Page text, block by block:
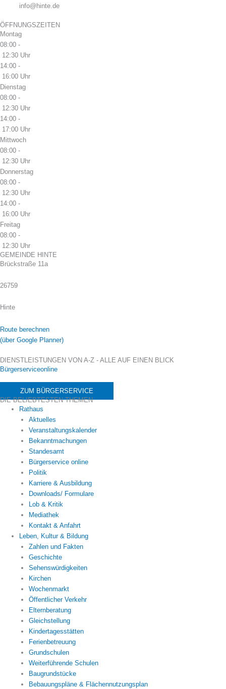
info@hinte.de
ÖFFNUNGSZEITEN
Montag
08:00 -
12:30 Uhr
14:00 -
16:00 Uhr
Dienstag
08:00 -
12:30 Uhr
14:00 -
17:00 Uhr
Mittwoch
08:00 -
12:30 Uhr
Donnerstag
08:00 -
12:30 Uhr
14:00 -
16:00 Uhr
Freitag
08:00 -
12:30 Uhr
GEMEINDE HINTE
Brückstraße 11a
26759
Hinte
Route berechnen
(über Google Planner)
DIENSTLEISTUNGEN VON A-Z - ALLE AUF EINEN BLICK
Bürgerserviceonline
ZUM BÜRGERSERVICE
DIE BELIEBTESTEN THEMEN
Rathaus
Aktuelles
Veranstaltungskalender
Bekanntmachungen
Standesamt
Bürgerservice online
Politik
Karriere & Ausbildung
Downloads/ Formulare
Lob & Kritik
Mediathek
Kontakt & Anfahrt
Leben, Kultur & Bildung
Zahlen und Fakten
Geschichte
Sehenswürdigkeiten
Kirchen
Wochenmarkt
Öffentlicher Verkehr
Elternberatung
Gleichstellung
Kindertagesstätten
Ferienbetreuung
Grundschulen
Weiterführende Schulen
Baugrundstücke
Bebauungspläne & Flächennutzungsplan